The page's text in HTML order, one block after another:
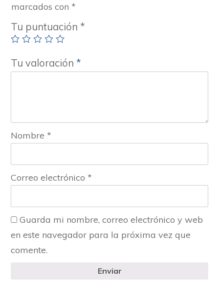
marcados con *
Tu puntuación *
Tu valoración *
Nombre *
Correo electrónico *
Guarda mi nombre, correo electrónico y web
en este navegador para la próxima vez que
comente.
Enviar